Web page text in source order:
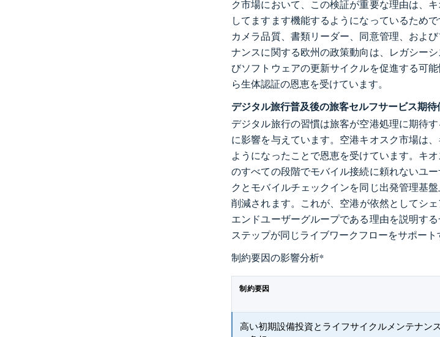
ク市場において、この検証が重要な理由は、
してますます機能するようになっているため
カメラ品質、書類リーダー、同意管理、およ
ナンスに関する欧州の政策動向は、レガシー
びソフトウェアの更新サイクルを促進する可
ら生体認証の恩恵を受けています。
デジタル旅行普及後の旅客セルフサービス期待
デジタル旅行の習慣は旅客が空港処理に期待
に影響を与えています。空港キオスク市場は
ようになったことで恩恵を受けています。キ
のすべての段階でモバイル接続に頼れないユ
クとモバイルチェックインを同じ出発管理基
削減されます。これが、空港が依然としてシ
エンドユーザーグループである理由を説明す
ステップが同じライブワークフローをサポー
制約要因の影響分析*
制約要因
高い初期設備投資とライフサイクルメンテナンス